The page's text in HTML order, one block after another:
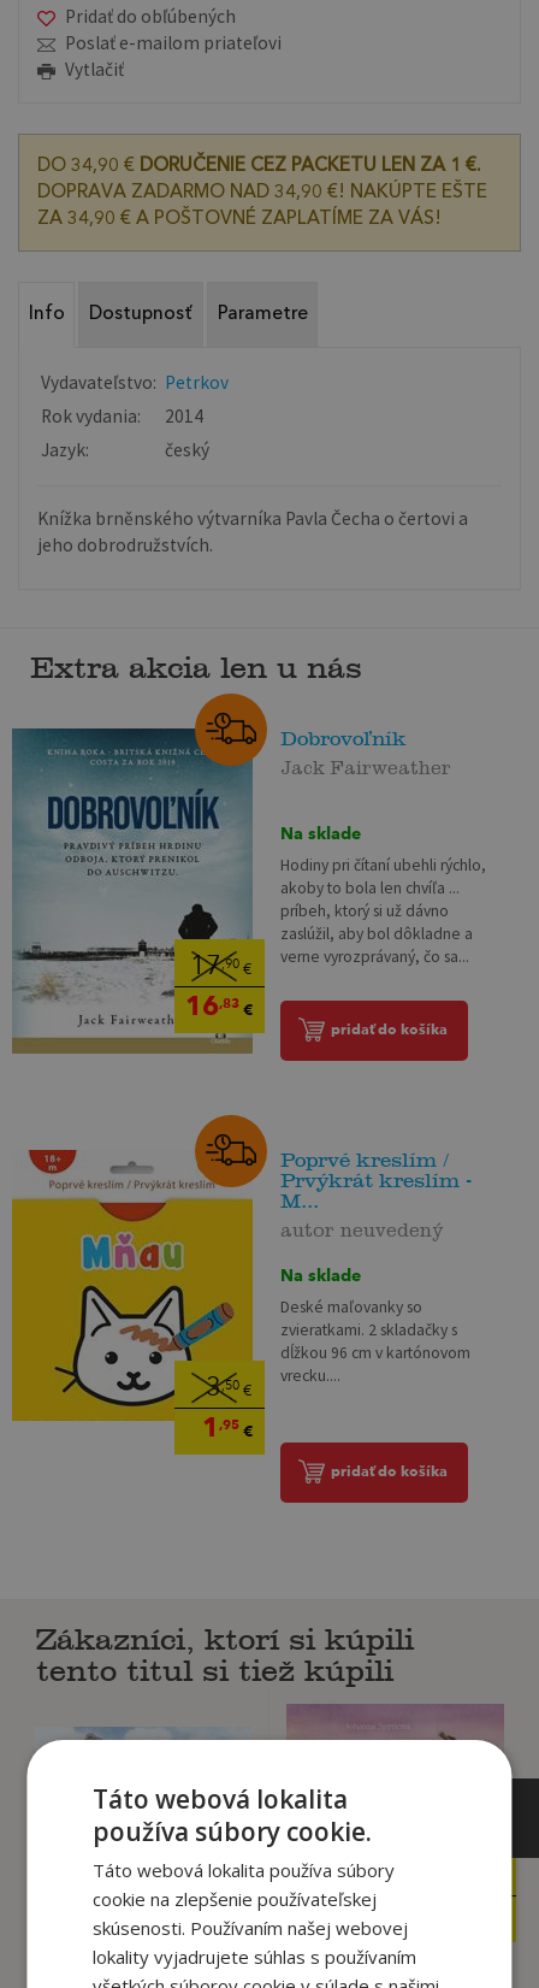
Pridať do obľúbených
Poslať e-mailom priateľovi
Vytlačiť
DO 34,90 € DORUČENIE CEZ PACKETU LEN ZA 1 €.
DOPRAVA ZADARMO NAD 34,90 €! NAKÚPTE EŠTE
ZA 34,90 € A POŠTOVNÉ ZAPLATÍME ZA VÁS!
Info Dostupnosť Parametre
Vydavateľstvo: Petrkov
Rok vydania:
2014
Jazyk:
český
Knížka brněnského výtvarníka Pavla Čecha o čertovi a
jeho dobrodružstvích.
Extra akcia len u nás
17,90€
16,83€
Dobrovoľník
Jack Fairweather
Na sklade
Hodiny pri čítaní ubehli rýchlo,
akoby to bola len chvíľa ...
príbeh, ktorý si už dávno
zaslúžil, aby bol dôkladne a
verne vyrozprávaný, čo sa...
pridať do košíka
3,50€
1 ,95€
Poprvé kreslím /
Prvýkrát kreslím -
M...
autor neuvedený
Na sklade
Deské maľovanky so
zvieratkami. 2 skladačky s
dĺžkou 96 cm v kartónovom
vrecku....
pridať do košíka
Zákazníci, ktorí si kúpili
tento titul si tiež kúpili
6,90€
3,90
Táto webová lokalita
používa súbory cookie.
Táto webová lokalita používa súbory
cookie na zlepšenie používateľskej
skúsenosti. Používaním našej webovej
lokality vyjadrujete súhlas s používaním